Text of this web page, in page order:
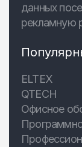
данных
рекламную
ELTEX
QTECH
Офисное